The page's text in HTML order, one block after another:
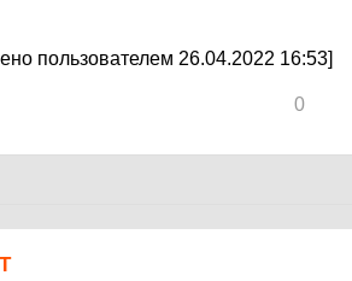
пользователем 26.04.2022 16:53]
0